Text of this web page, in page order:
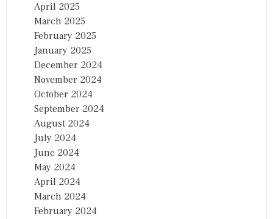
April 2025
March 2025
February 2025
January 2025
December 2024
November 2024
October 2024
September 2024
August 2024
July 2024
June 2024
May 2024
April 2024
March 2024
February 2024